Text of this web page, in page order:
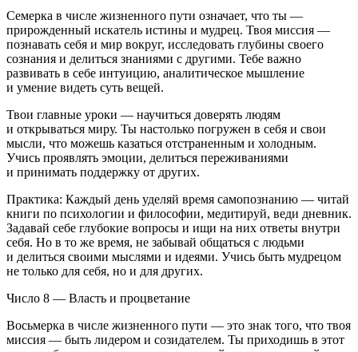
Семерка в числе жизненного пути означает, что ты —
прирожденный искатель истины и мудрец. Твоя миссия —
познавать себя и мир вокруг, исследовать глубины своего
сознания и делиться знаниями с другими. Тебе важно
развивать в себе интуицию, аналитическое мышление
и умение видеть суть вещей.
Твои главные уроки — научиться доверять людям
и открываться миру. Ты настолько погружен в себя и свои
мысли, что можешь казаться отстраненным и холодным.
Учись проявлять эмоции, делиться переживаниями
и принимать поддержку от других.
Практика: Каждый день уделяй время самопознанию — читай
книги по психологии и философии, медитируй, веди дневник.
Задавай себе глубокие вопросы и ищи на них ответы внутри
себя. Но в то же время, не забывай общаться с людьми
и делиться своими мыслями и идеями. Учись быть мудрецом
не только для себя, но и для других.
Число 8 — Власть и процветание
Восьмерка в числе жизненного пути — это знак того, что твоя
миссия — быть лидером и созидателем. Ты приходишь в этот